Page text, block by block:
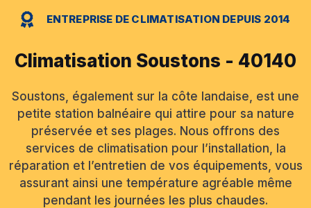
ENTREPRISE DE CLIMATISATION DEPUIS 2014
Climatisation Soustons - 40140
Soustons, également sur la côte landaise, est une
petite station balnéaire qui attire pour sa nature
préservée et ses plages. Nous offrons des
services de climatisation pour l’installation, la
réparation et l’entretien de vos équipements, vous
assurant ainsi une température agréable même
pendant les journées les plus chaudes.